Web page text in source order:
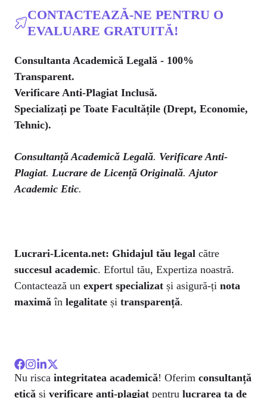
CONTACTEAZĂ-NE PENTRU O
EVALUARE GRATUITĂ!
Consultanta Academică Legală - 100%
Transparent.
Verificare Anti-Plagiat Inclusă.
Specializați pe Toate Facultățile (Drept, Economie,
Tehnic).
Consultanță Academică Legală. Verificare Anti-
Plagiat. Lucrare de Licență Originală.Ajutor
Academic Etic.
Lucrari-Licenta.net: Ghidajul tău legal către
succesul academic. Efortul tău, Expertiza noastră.
Contactează un expert specializat și asigură-ți nota
maximă în legalitate și transparență.
Nu risca integritatea academică! Oferim consultanță
etică și verificare anti-plagiat pentru lucrarea ta de